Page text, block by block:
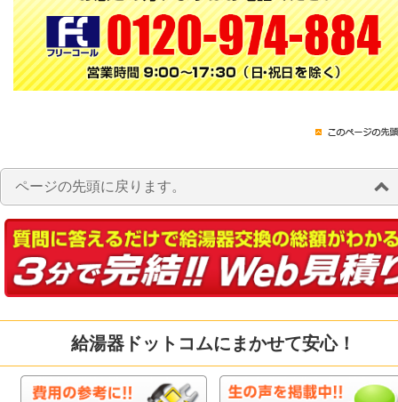
ページの先頭に戻ります。
給湯器ドットコムにまかせて安心！